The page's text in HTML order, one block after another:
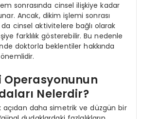
sonrasında cinsel ilişkiye kadar
Ancak, dikim işlemi sonrası
da cinsel aktivitelere bağlı olarak
farklılık gösterebilir. Bu nedenle
doktorla beklentiler hakkında
Operasyonunun
Nelerdir?
açıdan daha simetrik ve düzgün bir